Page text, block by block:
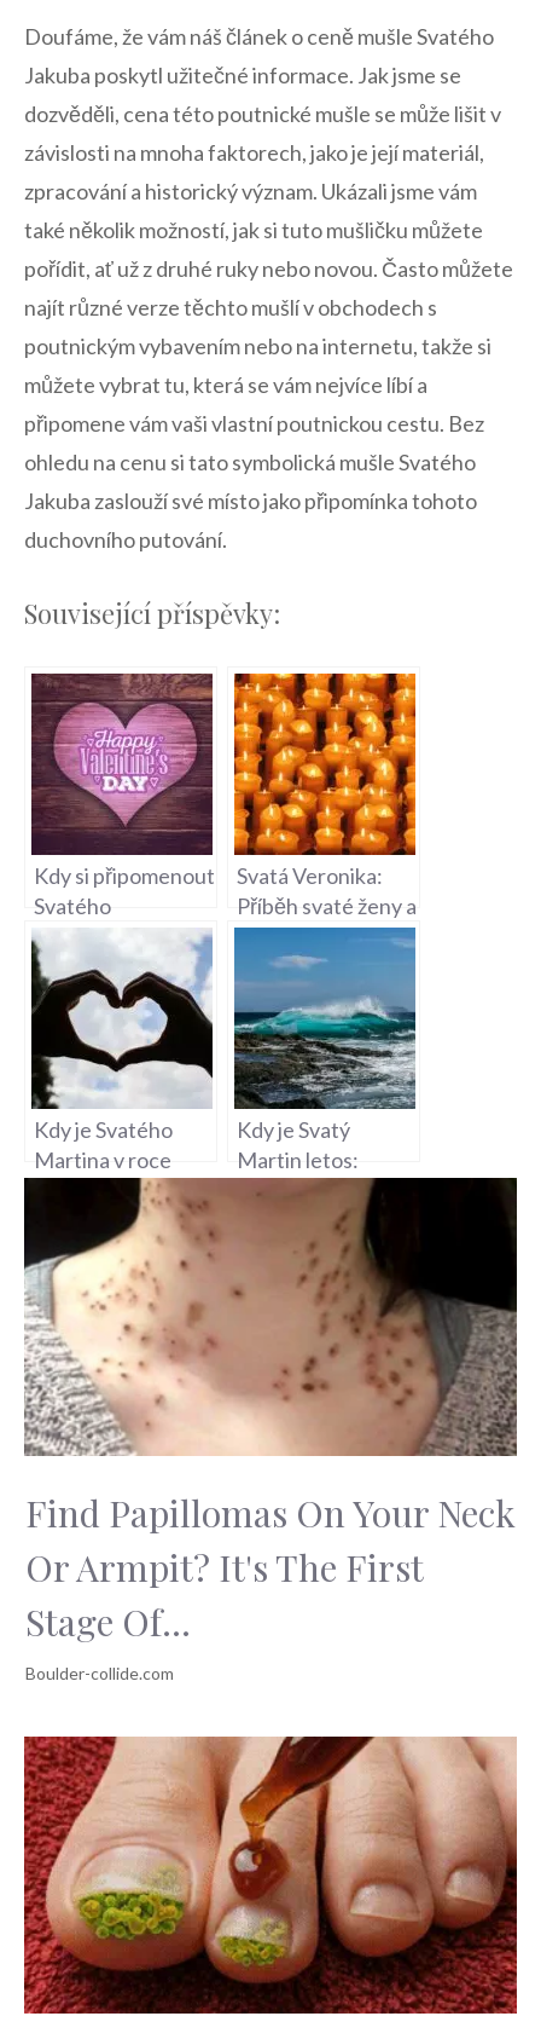
Doufáme, ‍že vám náš článek ⁣o ceně mušle Svatého
Jakuba poskytl užitečné informace. Jak jsme se
dozvěděli, cena této poutnické mušle se může lišit v
závislosti na⁤ mnoha faktorech, jako je ⁤její materiál,
zpracování a historický význam.⁢ Ukázali jsme vám
také několik⁤ možností, jak si tuto mušličku ‌můžete
pořídit, ať už z druhé ruky nebo novou. Často ⁢můžete
najít ⁢různé ‍verze těchto mušlí v obchodech s
poutnickým‍ vybavením​ nebo na internetu, takže si
můžete vybrat⁢ tu, která se vám nejvíce líbí a
připomene vám vaši vlastní poutnickou cestu. Bez
‍ohledu na⁢ cenu si tato ‌symbolická mušle Svatého
⁢Jakuba zaslouží své místo ‍jako připomínka tohoto
duchovního putování.
Související příspěvky:
Kdy si připomenout
Svatého
Valentýna:
Romantický svátek
Svatá Veronika:
Příběh svaté ženy a
zázrak s rouškou
Kdy je Svatého
Martina v roce
2019: Datum a
Kdy je Svatý
Martin letos:
Datum tohoto
významného
Find Papillomas On Your Neck
Or Armpit? It's The First
Stage Of...